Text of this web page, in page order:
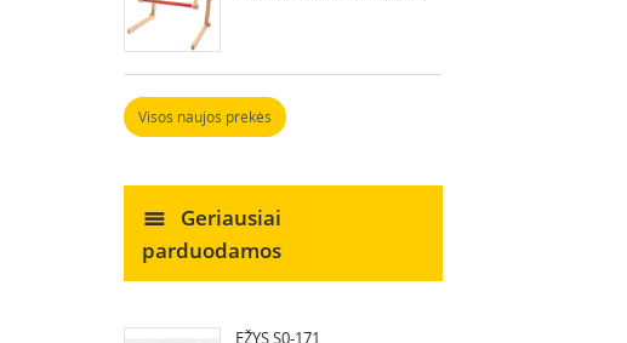
Visos naujos prekės
Geriausiai
parduodamos
EŽYS S0-171